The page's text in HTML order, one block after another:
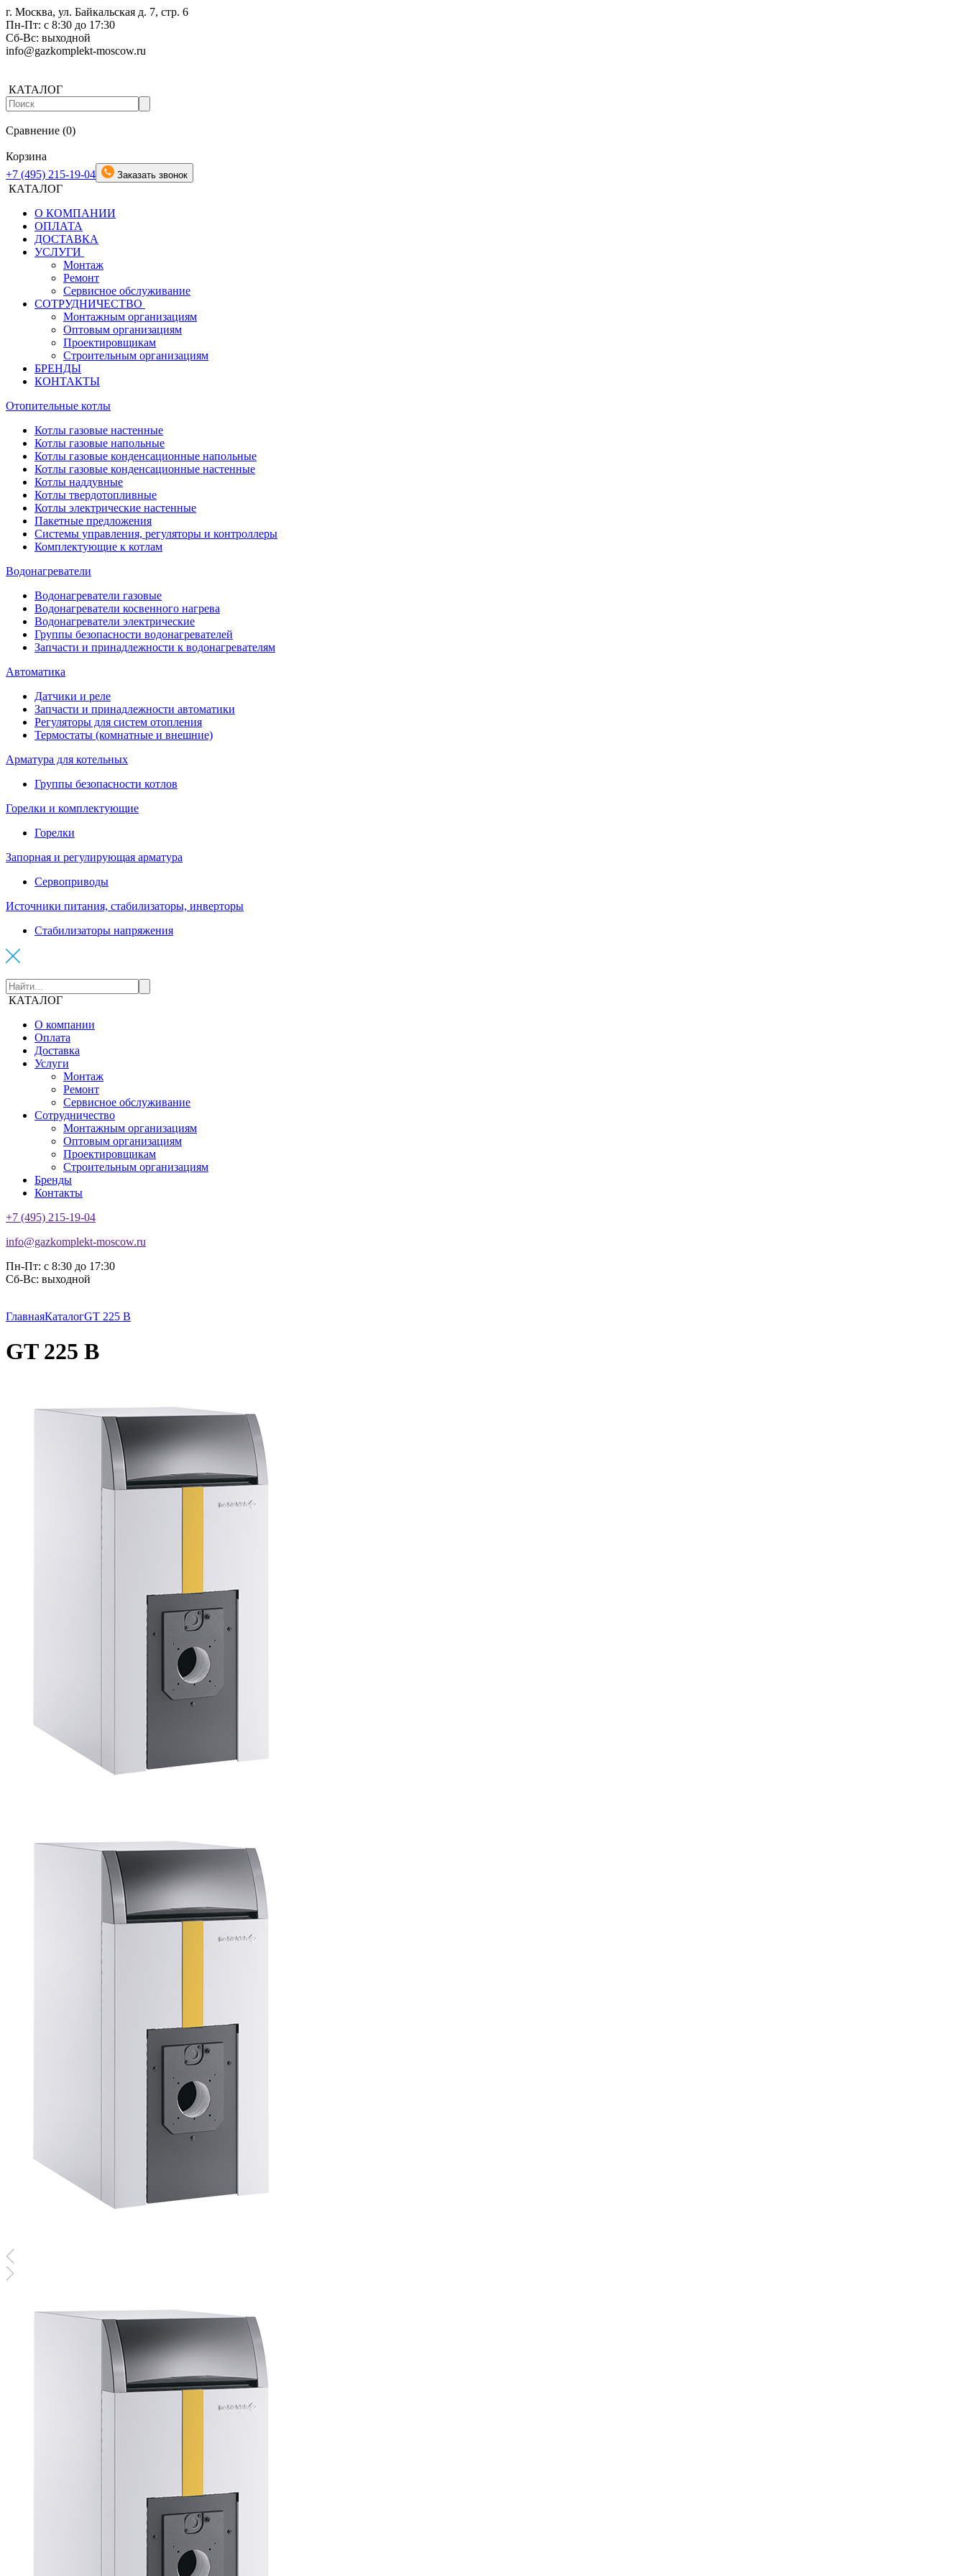
г. Москва, ул. Байкальская д. 7, стр. 6
Пн-Пт: с 8:30 до 17:30
Сб-Вс: выходной
info@gazkomplekt-moscow.ru
КАТАЛОГ
Сравнение (0)
Корзина
+7 (495) 215-19-04
Заказать звонок
КАТАЛОГ
О КОМПАНИИ
ОПЛАТА
ДОСТАВКА
УСЛУГИ
Монтаж
Ремонт
Сервисное обслуживание
СОТРУДНИЧЕСТВО
Монтажным организациям
Оптовым организациям
Проектировщикам
Строительным организациям
БРЕНДЫ
КОНТАКТЫ
Отопительные котлы
Котлы газовые настенные
Котлы газовые напольные
Котлы газовые конденсационные напольные
Котлы газовые конденсационные настенные
Котлы наддувные
Котлы твердотопливные
Котлы электрические настенные
Пакетные предложения
Системы управления, регуляторы и контроллеры
Комплектующие к котлам
Водонагреватели
Водонагреватели газовые
Водонагреватели косвенного нагрева
Водонагреватели электрические
Группы безопасности водонагревателей
Запчасти и принадлежности к водонагревателям
Автоматика
Датчики и реле
Запчасти и принадлежности автоматики
Регуляторы для систем отопления
Термостаты (комнатные и внешние)
Арматура для котельных
Группы безопасности котлов
Горелки и комплектующие
Горелки
Запорная и регулирующая арматура
Сервоприводы
Источники питания, стабилизаторы, инверторы
Стабилизаторы напряжения
КАТАЛОГ
О компании
Оплата
Доставка
Услуги
Монтаж
Ремонт
Сервисное обслуживание
Сотрудничество
Монтажным организациям
Оптовым организациям
Проектировщикам
Строительным организациям
Бренды
Контакты
+7 (495) 215-19-04
info@gazkomplekt-moscow.ru
Пн-Пт: с 8:30 до 17:30
Сб-Вс: выходной
ГлавнаяКаталогGT 225 B
GT 225 B